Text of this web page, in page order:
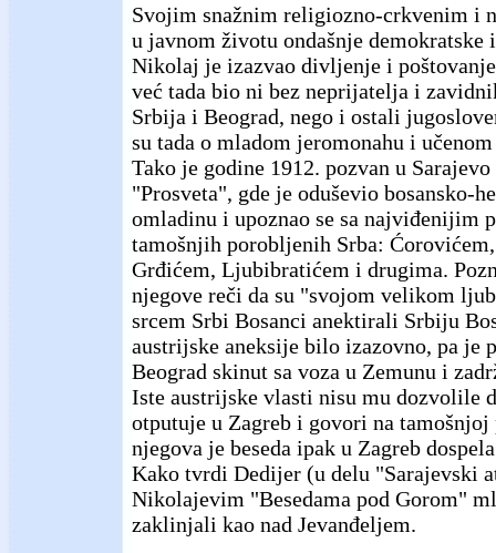
Svojim snažnim religiozno-crkvenim i
u javnom životu ondašnje demokratske
Nikolaj je izazvao divljenje i
već tada bio ni bez neprijatelja i
Srbija i Beograd, nego i ostali
su tada o mladom jeromonahu i
Tako je godine 1912. pozvan u
"Prosveta", gde je oduševio bosansko-
omladinu i upoznao se sa najviđenijim
tamošnjih porobljenih Srba:
Grđićem, Ljubibratićem i drugima.
njegove reči da su "svojom velikom
srcem Srbi Bosanci anektirali Srbiju
austrijske aneksije bilo izazovno, pa je
Beograd skinut sa voza u Zemunu i
Iste austrijske vlasti nisu mu dozvolile
otputuje u Zagreb i govori na
njegova je beseda ipak u Zagreb
Kako tvrdi Dedijer (u delu "Sarajevski
Nikolajevim "Besedama pod Gorom"
zaklinjali kao nad Jevanđeljem.